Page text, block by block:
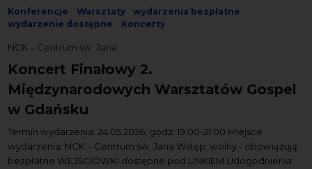
Konferencje Warsztaty
wydarzenia bezpłatne
wydarzenie dostępne
Koncerty
NCK – Centrum św. Jana
Koncert Finałowy 2.
Międzynarodowych Warsztatów Gospel
w Gdańsku
Termin wydarzenia: 24.05.2026, godz. 19:00-21:00 Miejsce
wydarzenia: NCK – Centrum św. Jana Wstęp: wolny - obowiązują
bezpłatne WEJŚCIÓWKI dostępne pod LINKIEM Udogodnienia: